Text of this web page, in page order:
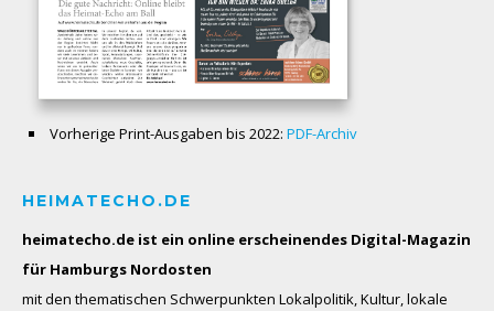
Vorherige Print-Ausgaben bis 2022: PDF-Archiv
HEIMATECHO.DE
heimatecho.de ist ein online erscheinendes Digital-Magazin
für Hamburgs Nordosten
mit den thematischen Schwerpunkten Lokalpolitik, Kultur, lokale